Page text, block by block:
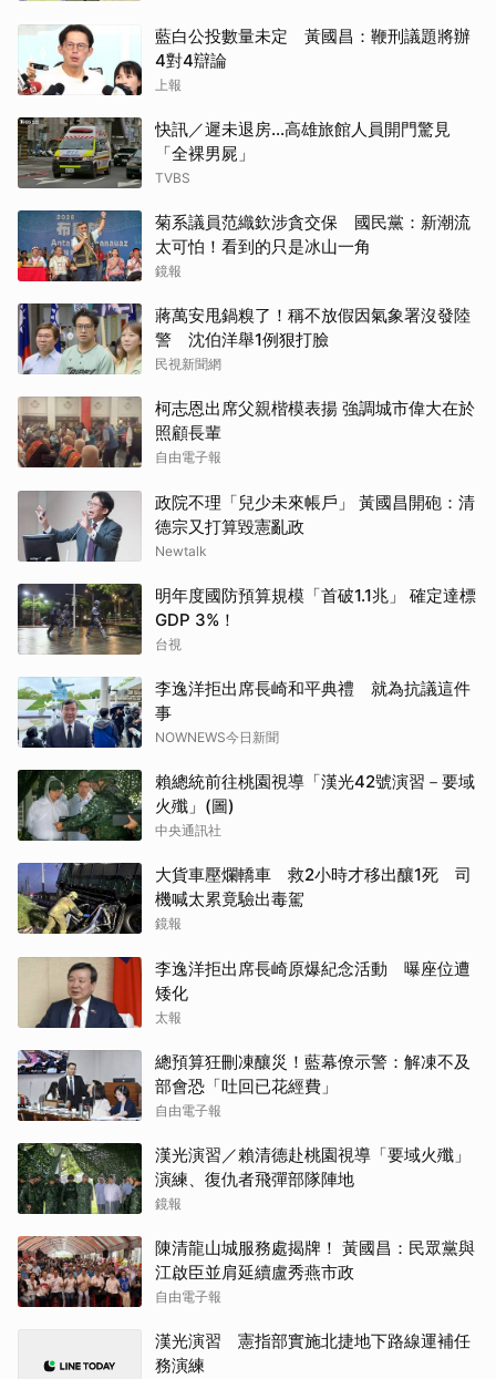
藍白公投數量未定 黃國昌：鞭刑議題將辦
4對4辯論
上報
快訊／遲未退房...高雄旅館人員開門驚見
「全裸男屍」
TVBS
菊系議員范織欽涉貪交保 國民黨：新潮流
太可怕！看到的只是冰山一角
鏡報
蔣萬安甩鍋糗了！稱不放假因氣象署沒發陸
警 沈伯洋舉1例狠打臉
民視新聞網
柯志恩出席父親楷模表揚 強調城市偉大在於
照顧長輩
自由電子報
政院不理「兒少未來帳戶」 黃國昌開砲：清
德宗又打算毀憲亂政
Newtalk
明年度國防預算規模「首破1.1兆」 確定達標
GDP 3%！
台視
李逸洋拒出席長崎和平典禮 就為抗議這件
事
NOWNEWS今日新聞
賴總統前往桃園視導「漢光42號演習－要域
火殲」(圖)
中央通訊社
大貨車壓爛轎車 救2小時才移出釀1死 司
機喊太累竟驗出毒駕
鏡報
李逸洋拒出席長崎原爆紀念活動 曝座位遭
矮化
太報
總預算狂刪凍釀災！藍幕僚示警：解凍不及
部會恐「吐回已花經費」
自由電子報
漢光演習／賴清德赴桃園視導「要域火殲」
演練、復仇者飛彈部隊陣地
鏡報
陳清龍山城服務處揭牌！ 黃國昌：民眾黨與
江啟臣並肩延續盧秀燕市政
自由電子報
漢光演習 憲指部實施北捷地下路線運補任
務演練